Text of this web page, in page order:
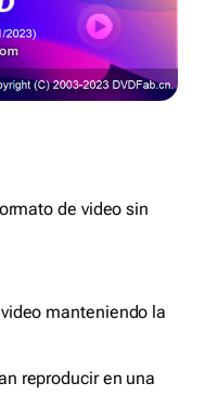
de video sin
manteniendo la
reproducir en una